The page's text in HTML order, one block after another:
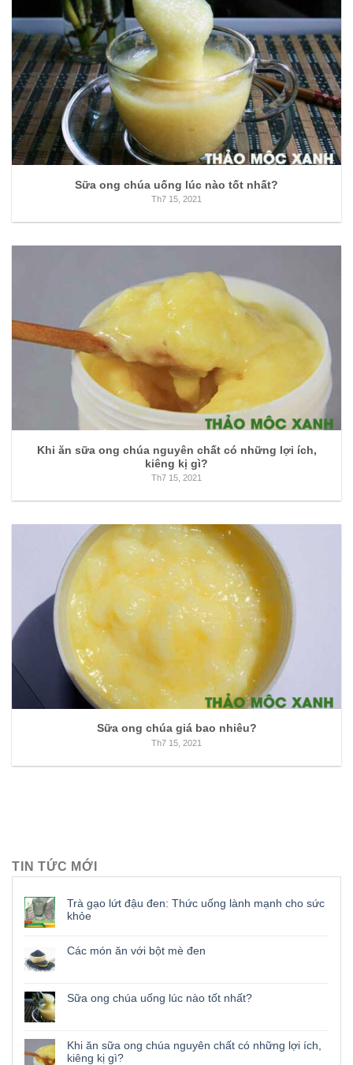
Sữa ong chúa uống lúc nào tốt nhất?
Th7 15, 2021
Khi ăn sữa ong chúa nguyên chất có những lợi ích,
kiêng kị gì?
Th7 15, 2021
Sữa ong chúa giá bao nhiêu?
Th7 15, 2021
TIN TỨC MỚI
Trà gạo lứt đậu đen: Thức uống lành mạnh cho sức
khỏe
Các món ăn với bột mè đen
Sữa ong chúa uống lúc nào tốt nhất?
Khi ăn sữa ong chúa nguyên chất có những lợi ích,
kiêng kị gì?